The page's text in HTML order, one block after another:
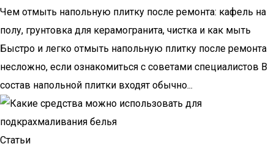
Чем отмыть напольную плитку после ремонта: кафель на
полу, грунтовка для керамогранита, чистка и как мыть
Быстро и легко отмыть напольную плитку после ремонта
несложно, если ознакомиться с советами специалистов В
состав напольной плитки входят обычно...
Статьи